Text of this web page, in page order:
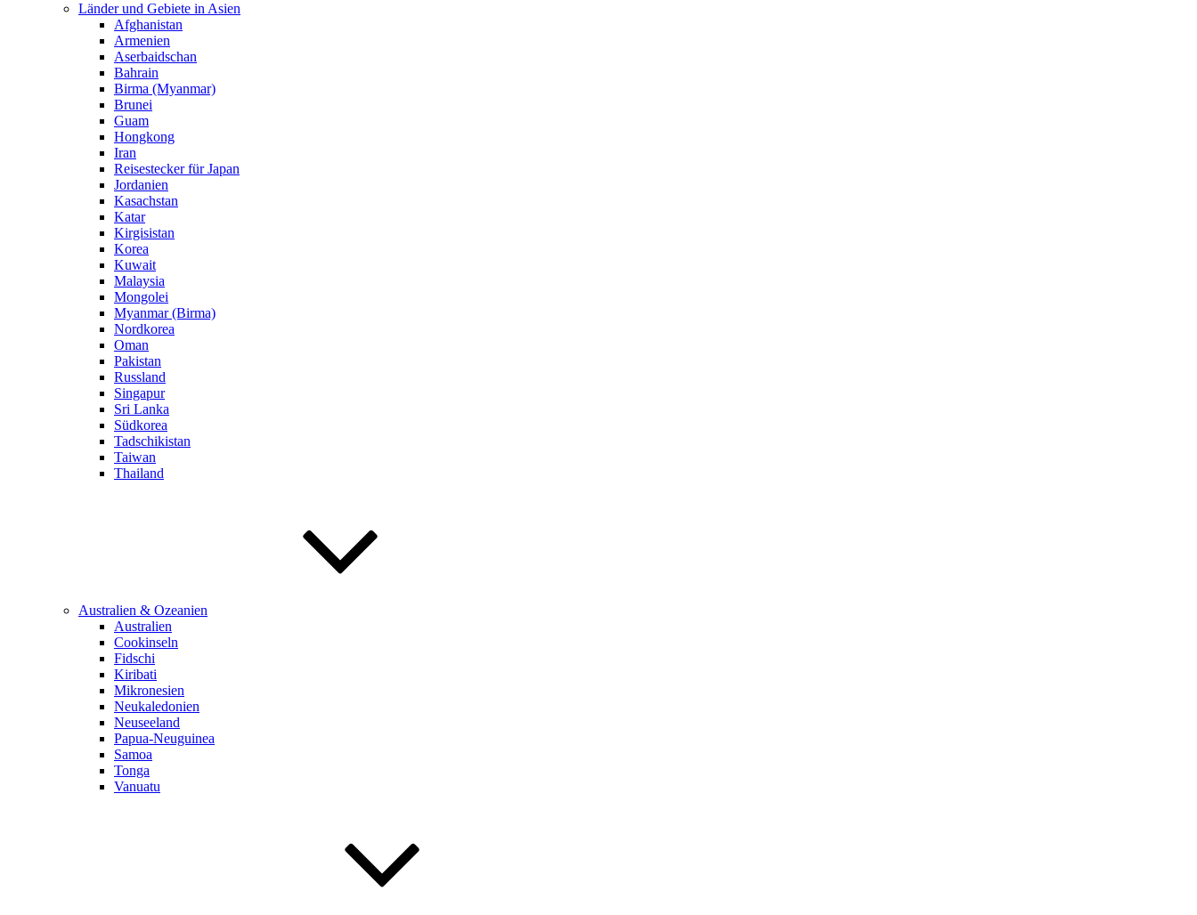
Länder und Gebiete in Asien
Afghanistan
Armenien
Aserbaidschan
Bahrain
Birma (Myanmar)
Brunei
Guam
Hongkong
Iran
Reisestecker für Japan
Jordanien
Kasachstan
Katar
Kirgisistan
Korea
Kuwait
Malaysia
Mongolei
Myanmar (Birma)
Nordkorea
Oman
Pakistan
Russland
Singapur
Sri Lanka
Südkorea
Tadschikistan
Taiwan
Thailand
Australien & Ozeanien
Australien
Cookinseln
Fidschi
Kiribati
Mikronesien
Neukaledonien
Neuseeland
Papua-Neuguinea
Samoa
Tonga
Vanuatu